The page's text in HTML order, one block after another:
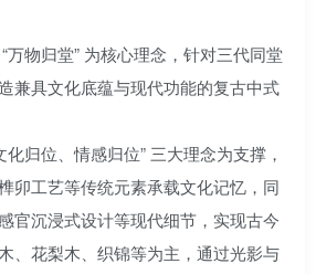
万物归堂” 为核心理念，针对三代同堂
兼具文化底蕴与现代功能的复古中式
归位、情感归位” 三大理念为支撑，
卯工艺等传统元素承载文化记忆，同
官沉浸式设计等现代细节，实现古今
、花梨木、织锦等为主，通过光影与